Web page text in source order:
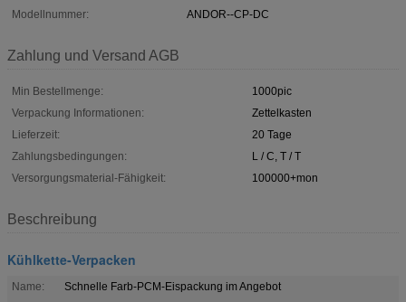
Modellnummer:
ANDOR--CP-DC
Zahlung und Versand AGB
Min Bestellmenge:
1000pic
Verpackung Informationen:
Zettelkasten
Lieferzeit:
20 Tage
Zahlungsbedingungen:
L / C, T / T
Versorgungsmaterial-Fähigkeit:
100000+mon
Beschreibung
Kühlkette-Verpacken
Name:
Schnelle Farb-PCM-Eispackung im Angebot